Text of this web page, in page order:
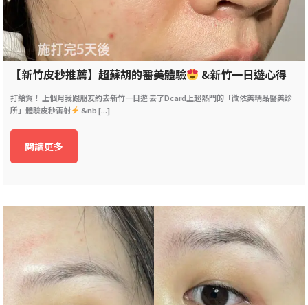
【新竹皮秒推薦】超蘇胡的醫美體驗 &新竹一日遊心得
打給賀！ 上個月我跟朋友約去新竹一日遊 去了Dcard上超熱門的「微依美精品醫美診
所」體驗皮秒雷射
&nb [...]
閱讀更多